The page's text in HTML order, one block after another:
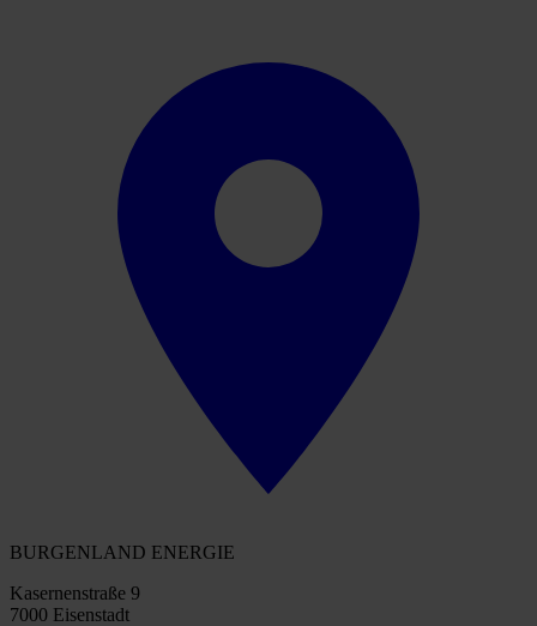
BURGENLAND ENERGIE
Kasernenstraße 9
7000 Eisenstadt